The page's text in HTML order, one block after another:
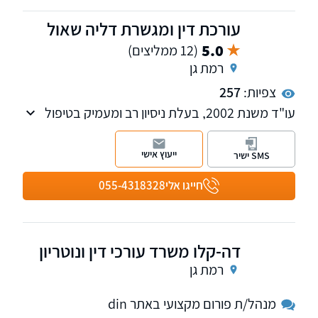
עורכת דין ומגשרת דליה שאול
5.0 (12 ממליצים)
רמת גן
צפיות:257
עו"ד משנת 2002, בעלת ניסיון רב ומעמיק בטיפול
בענייני משפחה, גירושין וירושה, מזונות אישה
וקטינים, חלוקת רכוש ואיזון משאבים, צוואות וייפוי
כוח מתמשך. המשרד מעניק ללקוחותיו מעטפת
ייחודית המשלבת ייצוג משפטי מקצועי ברמה
גבוהה לצד ליווי מנטלי, ומוביל אותם ברגישות,
ותחושת יציבות במהלך תקופה רגישה ומורכבת.
חייגו אלי055-4318328
SMS ישיר ייעוץ אישי
דה-קלו משרד עורכי דין ונוטריון
רמת גן
מנהל/ת פורום מקצועי באתר din